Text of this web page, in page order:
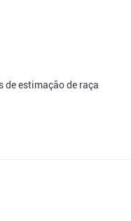
de estimação de raça